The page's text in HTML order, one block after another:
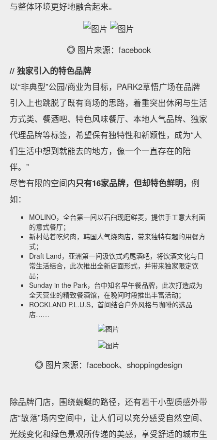
与整体环境更好地融合起来。
◎ 图片来源：facebook
// 独家引入的特色品牌
以“非典型”公园/商业为目标，PARK2草悟广场在品牌
引入上也跳脱了既有商场的思路，着重突出休闲与生活
方式类、餐酒吧、特色风味餐厅、本地人气品牌、独家
代理品牌等标签，希望保有独特性和新颖性，成为“人
们生活中想到就能去的地方，像一个一直存在的陪
伴。”
尽管有限的空间内只有16家品牌，但却特色鲜明， 例
如：
MOLINO，全台第一间以石臼现磨鲜麦，提供手工意大利面
的意式餐厅；
新村站着吃烤肉，韩国人气烧肉店，带来独特有趣的用餐方
式；
Draft Land，亚洲第一间汲饮式鸡尾酒吧，将饮酒文化与日
常生活结合，此次推出全新店面形式，并带来独家限定饮
品；
Sunday in the Park，台中知名早午餐品牌，此次打造成为
全天营业的精致餐酒馆，在晚间时段推出丰富活动；
ROCKLAND P.L.U.S，首间结合户外风格与咖啡的选品
店……
◎ 图片来源：facebook、shoppingdesign
除品牌门店，围绕蜿蜒的路径，还有若干小型质感外带
店“散落”场内空间中，让人们可以充分感受自然空间、
光线变化和绿色景观所传递的美感，享受舒适的城市生